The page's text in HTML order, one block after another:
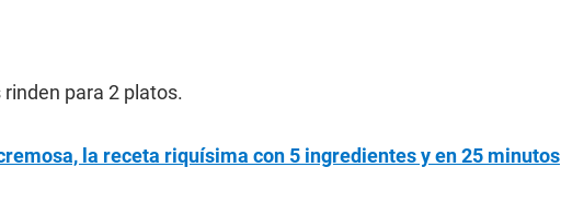
para 2 platos.
la receta riquísima con 5 ingredientes y en 25 minutos